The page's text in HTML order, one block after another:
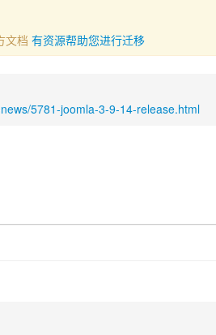
文档 有资源帮助您进行迁移
5781-joomla-3-9-14-release.html